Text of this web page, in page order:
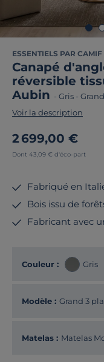
ESSENTIELS PAR CAMIF
Canapé
réversible
Aubin - Gris -
Voir la description
2 699,00 €
Dont 43,09 € d'éco-part
Fabriqué en
Bois issu de
Fabricant avec
Couleur : Gris
Modèle : Grand 3
Matelas : Matelas